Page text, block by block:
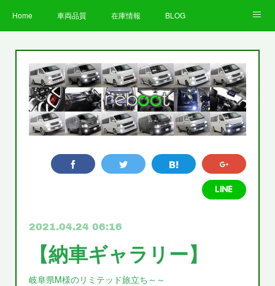
Home 車両品質 在庫情報 BLOG
お客様の声 STAFF 企業情報
プライバシーポリシー
2021.04.24 06:16
【納車ギャラリー】
岐阜県M様のリミテッド旅立ち～～